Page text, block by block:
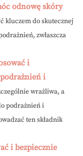
odnowę skóry
kluczem do skutecznej
zwłaszcza
i
i
wrażliwa, a
podrażnień i
ten składnik
i bezpiecznie